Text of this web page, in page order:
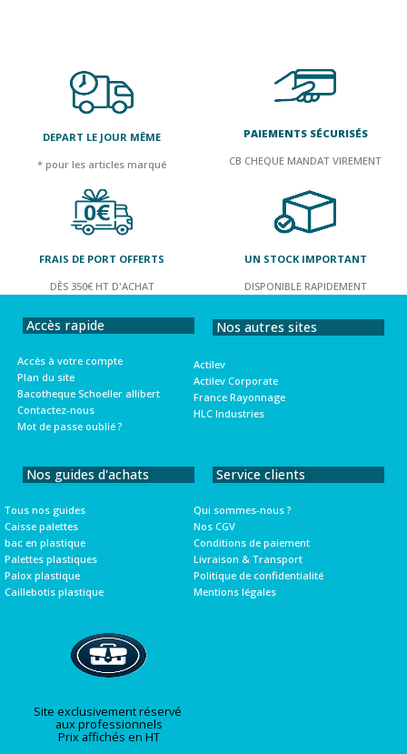
DEPART LE JOUR MÊME
* pour les articles marqué
PAIEMENTS SÉCURISÉS
CB CHEQUE MANDAT VIREMENT
FRAIS DE PORT OFFERTS
DÈS 350€ HT D'ACHAT
UN STOCK IMPORTANT
DISPONIBLE RAPIDEMENT
Accès rapide
Accès à votre compte
Plan du site
Bacotheque Schoeller allibert
Contactez-nous
Mot de passe oublié ?
Nos autres sites
Actilev
Actilev Corporate
France Rayonnage
HLC Industries
Nos guides d'achats
Tous nos guides
Caisse palettes
bac en plastique
Palettes plastiques
Palox plastique
Caillebotis plastique
Service clients
Qui sommes-nous ?
Nos CGV
Conditions de paiement
Livraison & Transport
Politique de confidentialité
Mentions légales
Site exclusivement réservé
aux professionnels
Prix affichés en HT